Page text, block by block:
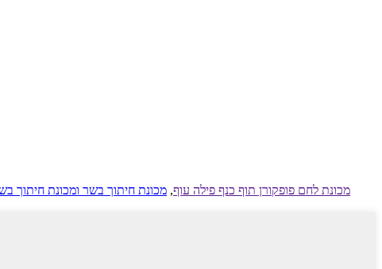
מכונת לחם פופקורן תוף כנף פילה עוף, מכונת חיתוך בשר ומכונת חיתוך